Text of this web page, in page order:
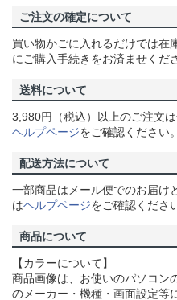
ご注文の確定について
買い物かごに入れるだけでは在
にご購入手続きをお済ませくだ
送料について
3,980円（税込）以上のご注文
ヘルプページをご確認ください。
配送方法について
一部商品はメール便でのお届け
はヘルプページをご確認くださ
商品について
【カラーについて】
商品画像は、お使いのパソコン
のメーカー・機種・画面設定等